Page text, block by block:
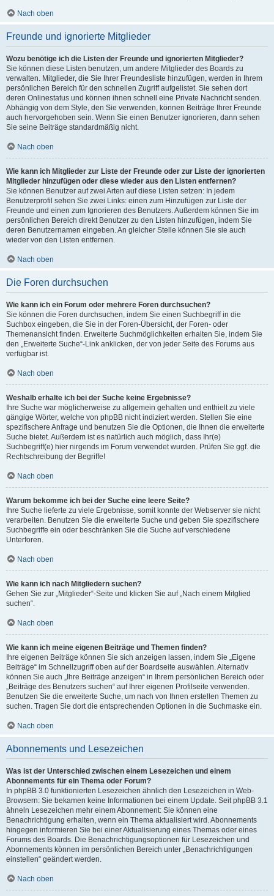
Nach oben
Freunde und ignorierte Mitglieder
Wozu benötige ich die Listen der Freunde und ignorierten Mitglieder?
Sie können diese Listen benutzen, um andere Mitglieder des Boards zu
verwalten. Mitglieder, die Sie Ihrer Freundesliste hinzufügen, werden in Ihrem
persönlichen Bereich für den schnellen Zugriff aufgelistet. Sie sehen dort
deren Onlinestatus und können ihnen schnell eine Private Nachricht senden.
Abhängig von dem Style, den Sie verwenden, können Beiträge Ihrer Freunde
auch hervorgehoben sein. Wenn Sie einen Benutzer ignorieren, dann sehen
Sie seine Beiträge standardmäßig nicht.
Nach oben
Wie kann ich Mitglieder zur Liste der Freunde oder zur Liste der ignorierten
Mitglieder hinzufügen oder diese wieder aus den Listen entfernen?
Sie können Benutzer auf zwei Arten auf diese Listen setzen: In jedem
Benutzerprofil sehen Sie zwei Links: einen zum Hinzufügen zur Liste der
Freunde und einen zum Ignorieren des Benutzers. Außerdem können Sie im
persönlichen Bereich direkt Benutzer zu den Listen hinzufügen, indem Sie
deren Benutzernamen eingeben. An gleicher Stelle können Sie sie auch
wieder von den Listen entfernen.
Nach oben
Die Foren durchsuchen
Wie kann ich ein Forum oder mehrere Foren durchsuchen?
Sie können die Foren durchsuchen, indem Sie einen Suchbegriff in die
Suchbox eingeben, die Sie in der Foren-Übersicht, der Foren- oder
Themenansicht finden. Erweiterte Suchmöglichkeiten erhalten Sie, indem Sie
den „Erweiterte Suche“-Link anklicken, der von jeder Seite des Forums aus
verfügbar ist.
Nach oben
Weshalb erhalte ich bei der Suche keine Ergebnisse?
Ihre Suche war möglicherweise zu allgemein gehalten und enthielt zu viele
gängige Wörter, welche von phpBB nicht indiziert werden. Stellen Sie eine
spezifischere Anfrage und benutzen Sie die Optionen, die Ihnen die erweiterte
Suche bietet. Außerdem ist es natürlich auch möglich, dass Ihr(e)
Suchbegriff(e) hier nirgends im Forum verwendet wurden. Prüfen Sie ggf. die
Rechtschreibung der Begriffe!
Nach oben
Warum bekomme ich bei der Suche eine leere Seite?
Ihre Suche lieferte zu viele Ergebnisse, somit konnte der Webserver sie nicht
verarbeiten. Benutzen Sie die erweiterte Suche und geben Sie spezifischere
Suchbegriffe ein oder beschränken Sie die Suche auf verschiedene
Unterforen.
Nach oben
Wie kann ich nach Mitgliedern suchen?
Gehen Sie zur „Mitglieder“-Seite und klicken Sie auf „Nach einem Mitglied
suchen“.
Nach oben
Wie kann ich meine eigenen Beiträge und Themen finden?
Ihre eigenen Beiträge können Sie sich anzeigen lassen, indem Sie „Eigene
Beiträge“ im Schnellzugriff oben auf der Boardseite auswählen. Alternativ
können Sie auch „Ihre Beiträge anzeigen“ in Ihrem persönlichen Bereich oder
„Beiträge des Benutzers suchen“ auf Ihrer eigenen Profilseite verwenden.
Benutzen Sie die erweiterte Suche, um nach von Ihnen erstellen Themen zu
suchen. Tragen Sie dort die entsprechenden Optionen in die Suchmaske ein.
Nach oben
Abonnements und Lesezeichen
Was ist der Unterschied zwischen einem Lesezeichen und einem
Abonnements für ein Thema oder Forum?
In phpBB 3.0 funktionierten Lesezeichen ähnlich den Lesezeichen in Web-
Browsern: Sie bekamen keine Informationen bei einem Update. Seit phpBB 3.1
ähneln Lesezeichen mehr einem Abonnement: Sie können eine
Benachrichtigung erhalten, wenn ein Thema aktualisiert wird. Abonnements
hingegen informieren Sie bei einer Aktualisierung eines Themas oder eines
Forums des Boards. Die Benachrichtigungsoptionen für Lesezeichen und
Abonnements können im persönlichen Bereich unter „Benachrichtigungen
einstellen“ geändert werden.
Nach oben